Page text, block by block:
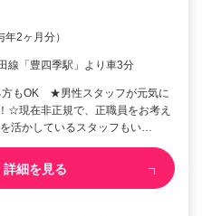
2ヶ月分）
線「豊四季駅」より車3分
方もOK ★男性スタッフが元気に
☆現在非正規で、正職員をお考え
活かしているスタッフもい…
詳細を見る